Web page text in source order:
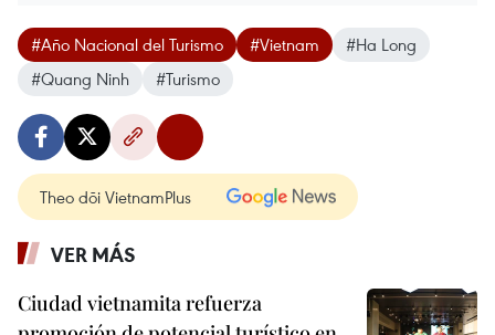
#Año Nacional del Turismo #Vietnam
#Ha Long
#Quang Ninh
#Turismo
Theo dõi VietnamPlus
VER MÁS
Ciudad vietnamita refuerza